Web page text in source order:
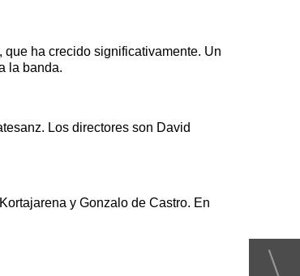
ha crecido significativamente. Un
la banda.
Los directores son David
y Gonzalo de Castro. En